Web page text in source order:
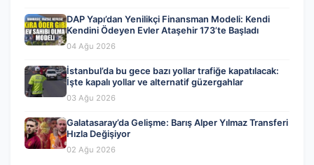
DAP Yapı’dan Yenilikçi Finansman Modeli: Kendi
Kendini Ödeyen Evler Ataşehir 173’te Başladı
04 Ağu 2026
İstanbul’da bu gece bazı yollar trafiğe kapatılacak:
İşte kapalı yollar ve alternatif güzergahlar
03 Ağu 2026
Galatasaray’da Gelişme: Barış Alper Yılmaz Transferi
Hızla Değişiyor
02 Ağu 2026